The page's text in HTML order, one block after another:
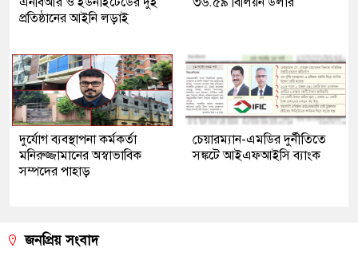
প্রতিষ্ঠানের আইনি লড়াই
দুর্যোগ ব্যবস্থাপনা কর্মকর্তা
মনিরুজ্জামানের অস্বাভাবিক
সম্পদের পাহাড়
চেয়ারম্যান-এমডির দুর্নীতিতে
সঙ্কটে আইএফআইসি ব্যাংক
জনপ্রিয় সংবাদ